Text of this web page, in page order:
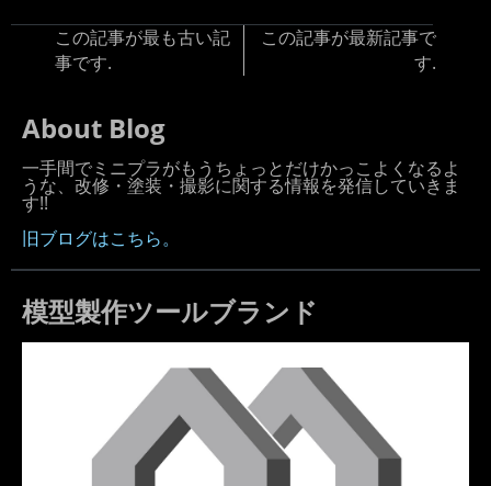
この記事が最も古い記
事です.
この記事が最新記事で
す.
About Blog
一手間でミニプラがもうちょっとだけかっこよくなるよ
うな、改修・塗装・撮影に関する情報を発信していきま
す!!
旧ブログはこちら。
模型製作ツールブランド